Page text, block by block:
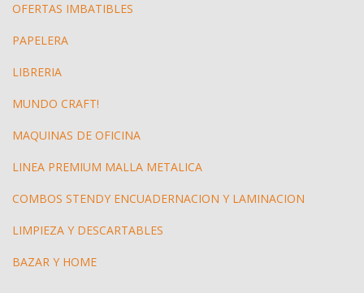
OFERTAS IMBATIBLES
PAPELERA
LIBRERIA
MUNDO CRAFT!
MAQUINAS DE OFICINA
LINEA PREMIUM MALLA METALICA
COMBOS STENDY ENCUADERNACION Y LAMINACION
LIMPIEZA Y DESCARTABLES
BAZAR Y HOME